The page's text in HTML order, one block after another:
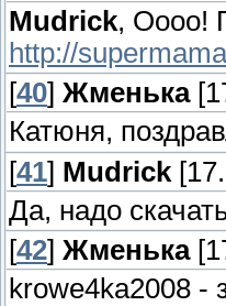
Mudrick, Оооо!
http://
[40] Жменька
Катюня,
[41] Mudrick
Да, надо
[42] Жменька
krowe4ka2008 -